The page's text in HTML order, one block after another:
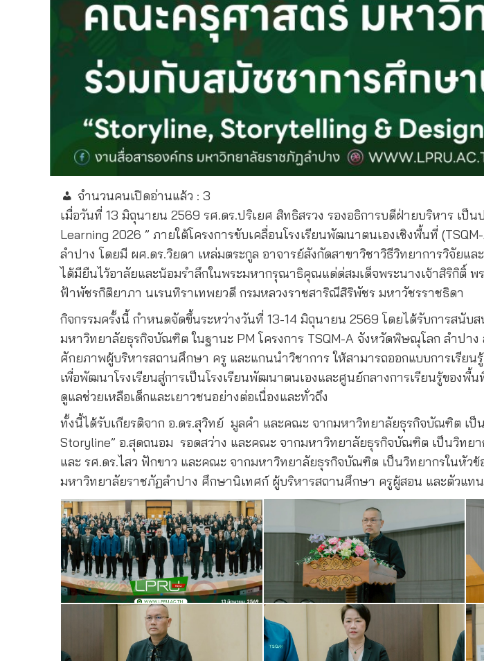
จำนวนคนเปิดอ่านแล้ว : 3
เมื่อวันที่ 13 มิถุนายน 2569 รศ.ดร.ปริเยศ สิทธิสรวง รองอธิการบดีฝ่ายบริหาร เป็
Learning 2026 ” ภายใต้โครงการขับเคลื่อนโรงเรียนพัฒนาตนเองเชิงพื้นที่
ลำปาง โดยมี ผศ.ดร.วิยดา เหล่มตระกูล อาจารย์สังกัดสาขาวิชาวิธีวิทยาการวิจัยแ
ได้มียืนไว้อาลัยและน้อมรำลึกในพระมหากรุณาธิคุณแด่ด่สมเด็จพระนางเจ้าสิริกิติ์
ฟ้าพัชรกิติยาภา นเรนทิราเทพยวดี กรมหลวงราชสาริณีสิริพัชร มหาวัชรราชธิดา
กิจกรรมครั้งนี้ กำหนดจัดขึ้นระหว่างวันที่ 13-14 มิถุนายน 2569 โดยได้รับการสนั
มหาวิทยาลัยธุรกิจบัณฑิต ในฐานะ PM โครงการ TSQM-A จังหวัดพิษณุโลก ลำปา
ศักยภาพผู้บริหารสถานศึกษา ครู และแกนนำวิชาการ ให้สามารถออกแบบการเรีย
เพื่อพัฒนาโรงเรียนสู่การเป็นโรงเรียนพัฒนาตนเองและศูนย์กลางการเรียนรู้ของ
ดูแลช่วยเหลือเด็กและเยาวชนอย่างต่อเนื่องและทั่วถึง
ทั้งนี้ได้รับเกียรติจาก อ.ดร.สุวิทย์ มูลคำ และคณะ จากมหาวิทยาลัยธุรกิจบัณฑิต เป็
Storyline” อ.สุดถนอม รอดสว่าง และคณะ จากมหาวิทยาลัยธุรกิจบัณฑิต เป็นวิทยา
และ รศ.ดร.ไสว ฟักขาว และคณะ จากมหาวิทยาลัยธุรกิจบัณฑิต เป็นวิทยากรในหัวข้
มหาวิทยาลัยราชภัฏลำปาง ศึกษานิเทศก์ ผู้บริหารสถานศึกษา ครูผู้สอน และตัวแท